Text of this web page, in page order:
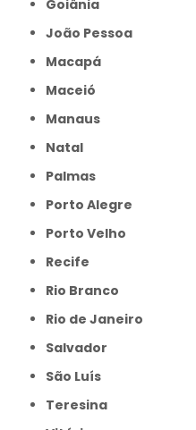
Goiânia
João Pessoa
Macapá
Maceió
Manaus
Natal
Palmas
Porto Alegre
Porto Velho
Recife
Rio Branco
Rio de Janeiro
Salvador
São Luís
Teresina